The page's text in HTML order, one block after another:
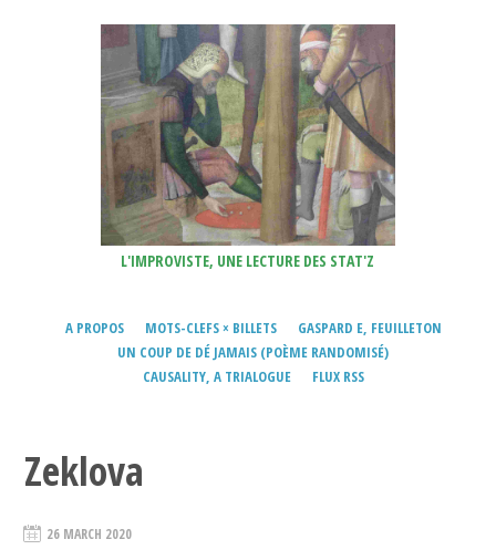
L'IMPROVISTE, UNE LECTURE DES STAT'Z
A PROPOS MOTS-CLEFS × BILLETS
GASPARD E, FEUILLETON
UN COUP DE DÉ JAMAIS (POÈME RANDOMISÉ)
CAUSALITY, A TRIALOGUE
FLUX RSS
Zeklova
26 MARCH 2020